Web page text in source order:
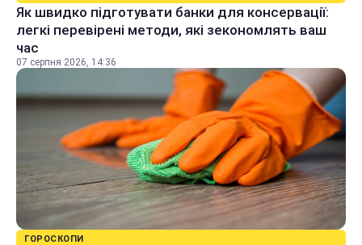
Як швидко підготувати банки для консервації:
легкі перевірені методи, які зекономлять ваш
час
07 серпня 2026, 14:36
ГОРОСКОПИ